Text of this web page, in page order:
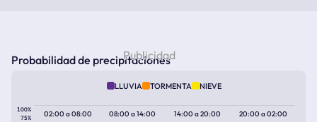
Probabilidad de precipitaciones
LLUVIA TORMENTA NIEVE
100%
75%
02:00a08:00 08:00a14:00 14:00a20:00 20:00a02:00